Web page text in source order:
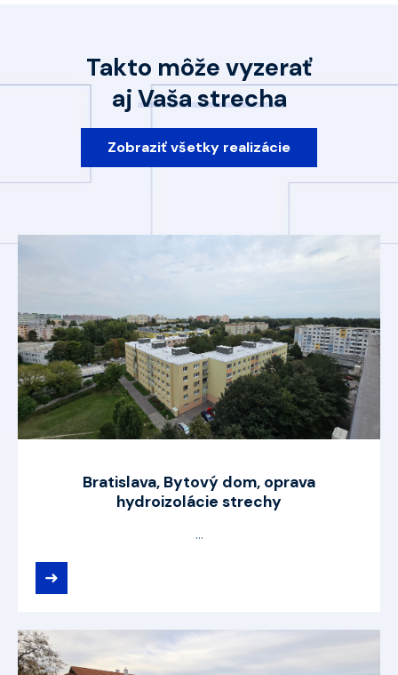
Takto môže vyzerať
aj Vaša strecha
Zobraziť všetky realizácie
Bratislava, Bytový dom, oprava
hydroizolácie strechy
...
➜